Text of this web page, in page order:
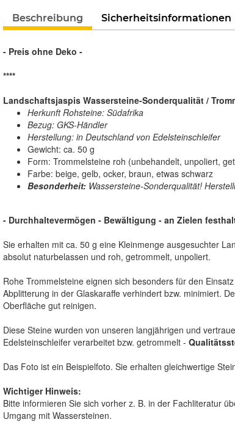
Beschreibung Sicherheitsinformationen
- Preis ohne Deko -
****
Landschaftsjaspis Wassersteine-Sonderqualität /
Herkunft Rohsteine: Südafrika
Bezug: GKS-Händler
Herstellung: in Deutschland von Edelsteinschleifer
Gewicht: ca. 50 g
Form: Trommelsteine roh (unbehandelt, unpoliert,
Farbe: beige, gelb, ocker, braun, etwas schwarz
Besonderheit:Wassersteine-Sonderqualität!
- Durchhaltevermögen - Bewältigung - an Zielen
Sie erhalten mit ca. 50 g eine Kleinmenge ausgesuchter
absolut naturbelassen und roh, getrommelt, unpoliert.
Rohe Trommelsteine eignen sich besonders für den
Abplitterung in der Glaskaraffe verhindert bzw. minimiert.
Oberfläche gut reinigen.
Diese Steine wurden von unseren langjährigen und
Edelsteinschleifer verarbeitet bzw. getrommelt -
Das Foto ist ein Beispielfoto. Sie erhalten gleichwertige
Wichtiger Hinweis:
Bitte informieren Sie sich vorher z. B. in der Fachliteratur
Umgang mit Wassersteinen.